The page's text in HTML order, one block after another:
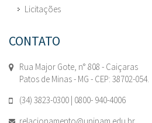
Licitações
CONTATO
Rua Major Gote, n° 808 - Caiçaras
Patos de Minas - MG - CEP: 38702-054.
(34) 3823-0300 | 0800- 940-4006